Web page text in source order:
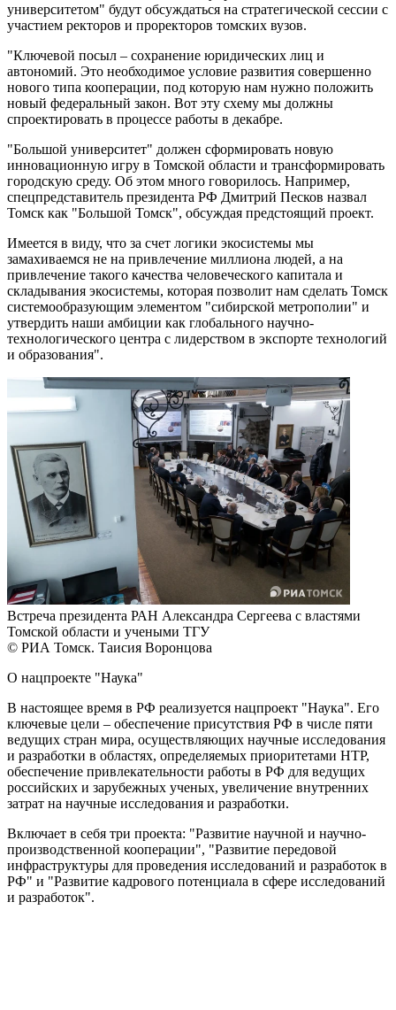
университетом" будут обсуждаться на стратегической сессии с
участием ректоров и проректоров томских вузов.
"Ключевой посыл – сохранение юридических лиц и
автономий. Это необходимое условие развития совершенно
нового типа кооперации, под которую нам нужно положить
новый федеральный закон. Вот эту схему мы должны
спроектировать в процессе работы в декабре.
"Большой университет" должен сформировать новую
инновационную игру в Томской области и трансформировать
городскую среду. Об этом много говорилось. Например,
спецпредставитель президента РФ Дмитрий Песков назвал
Томск как "Большой Томск", обсуждая предстоящий проект.
Имеется в виду, что за счет логики экосистемы мы
замахиваемся не на привлечение миллиона людей, а на
привлечение такого качества человеческого капитала и
складывания экосистемы, которая позволит нам сделать Томск
системообразующим элементом "сибирской метрополии" и
утвердить наши амбиции как глобального научно-
технологического центра с лидерством в экспорте технологий
и образования".
Встреча президента РАН Александра Сергеева с властями
Томской области и учеными ТГУ
© РИА Томск. Таисия Воронцова
О нацпроекте "Наука"
В настоящее время в РФ реализуется нацпроект "Наука". Его
ключевые цели – обеспечение присутствия РФ в числе пяти
ведущих стран мира, осуществляющих научные исследования
и разработки в областях, определяемых приоритетами НТР,
обеспечение привлекательности работы в РФ для ведущих
российских и зарубежных ученых, увеличение внутренних
затрат на научные исследования и разработки.
Включает в себя три проекта: "Развитие научной и научно-
производственной кооперации", "Развитие передовой
инфраструктуры для проведения исследований и разработок в
РФ" и "Развитие кадрового потенциала в сфере исследований
и разработок".